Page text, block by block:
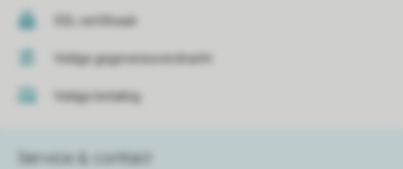
SSL certificaat
Veilige gegevensoverdracht
Veilige betaling
Service & contact